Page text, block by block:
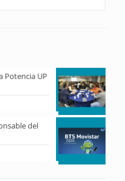
Potencia UP
del